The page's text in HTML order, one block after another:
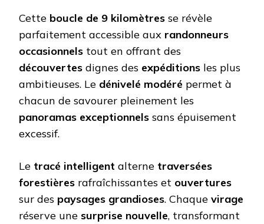
Cette boucle de 9 kilomètres se révèle
parfaitement accessible aux randonneurs
occasionnels tout en offrant des
découvertes dignes des expéditions les plus
ambitieuses. Le dénivelé modéré permet à
chacun de savourer pleinement les
panoramas exceptionnels sans épuisement
excessif.
Le tracé intelligent alterne traversées
forestières rafraîchissantes et ouvertures
sur des paysages grandioses. Chaque virage
réserve une surprise nouvelle, transformant